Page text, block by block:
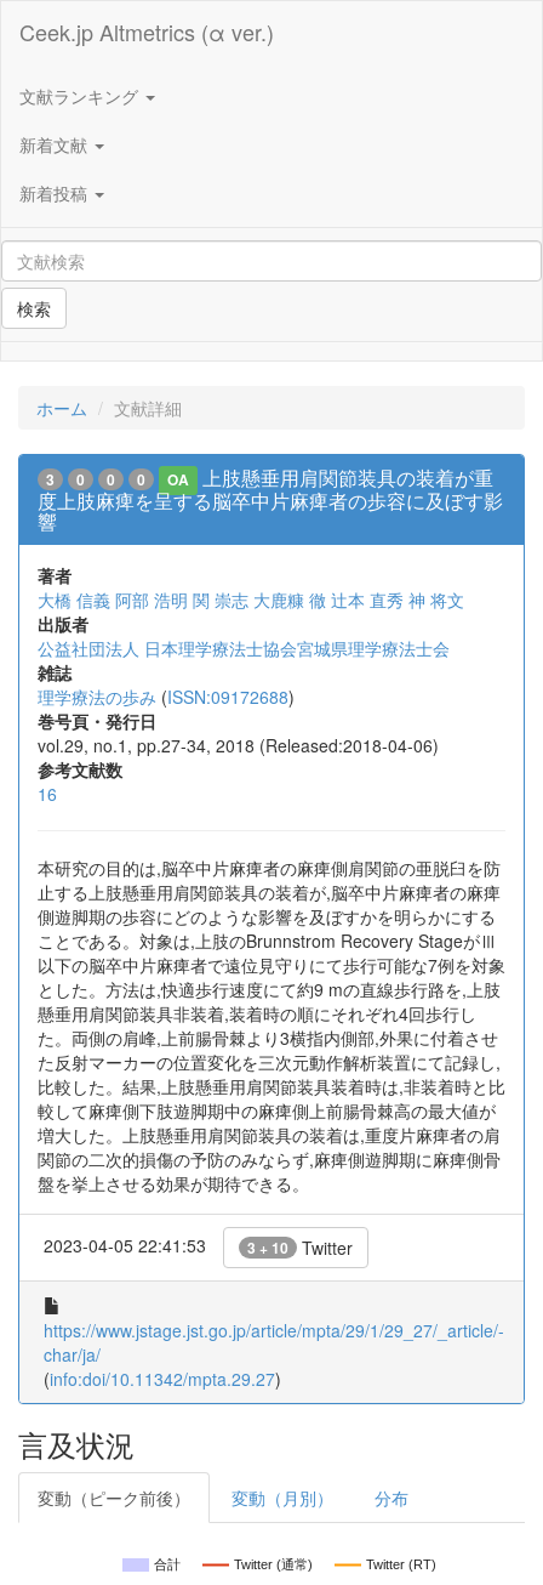
Ceek.jp Altmetrics (α ver.)
文献ランキング
新着文献
新着投稿
検索
ホーム 文献詳細
3 0 0 0 OA
上肢懸垂用肩関節装具の装着が重
度上肢麻痺を呈する脳卒中片麻痺者の歩容に及ぼす影
響
著者
大橋 信義 阿部 浩明 関 崇志 大鹿糠 徹 辻本 直秀 神 将文
出版者
公益社団法人 日本理学療法士協会宮城県理学療法士会
雑誌
理学療法の歩み (ISSN:09172688)
巻号頁・発行日
vol.29, no.1, pp.27-34, 2018 (Released:2018-04-06)
参考文献数
16
本研究の目的は,脳卒中片麻痺者の麻痺側肩関節の亜脱臼を防
止する上肢懸垂用肩関節装具の装着が,脳卒中片麻痺者の麻痺
側遊脚期の歩容にどのような影響を及ぼすかを明らかにする
ことである。対象は,上肢のBrunnstrom Recovery StageがⅢ
以下の脳卒中片麻痺者で遠位見守りにて歩行可能な7例を対象
とした。方法は,快適歩行速度にて約9 mの直線歩行路を,上肢
懸垂用肩関節装具非装着,装着時の順にそれぞれ4回歩行し
た。両側の肩峰,上前腸骨棘より3横指内側部,外果に付着させ
た反射マーカーの位置変化を三次元動作解析装置にて記録し,
比較した。結果,上肢懸垂用肩関節装具装着時は,非装着時と比
較して麻痺側下肢遊脚期中の麻痺側上前腸骨棘高の最大値が
増大した。上肢懸垂用肩関節装具の装着は,重度片麻痺者の肩
関節の二次的損傷の予防のみならず,麻痺側遊脚期に麻痺側骨
盤を挙上させる効果が期待できる。
2023-04-05 22:41:53 3 + 10 Twitter
https://www.jstage.jst.go.jp/article/mpta/29/1/29_27/_article/-
char/ja/
(info:doi/10.11342/mpta.29.27)
言及状況
変動（ピーク前後） 変動（月別） 分布
合計 Twitter (通常) Twitter (RT)